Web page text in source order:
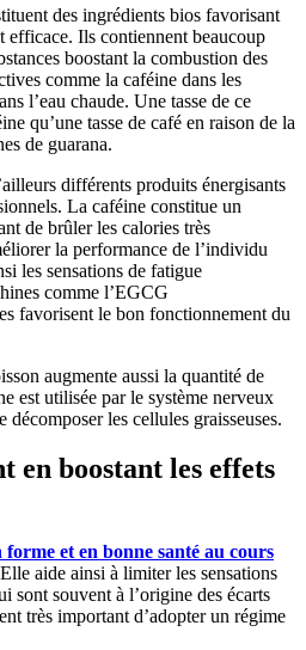
des ingrédients bios favorisant
efficace. Ils contiennent beaucoup
boostant la combustion des
comme la caféine dans les
l’eau chaude. Une tasse de ce
qu’une tasse de café en raison de la
de guarana.
différents produits énergisants
La caféine constitue un
de brûler les calories très
la performance de l’individu
les sensations de fatigue
comme l’EGCG
favorisent le bon fonctionnement du
augmente aussi la quantité de
est utilisée par le système nerveux
décomposer les cellules graisseuses.
boostant les effets
et en bonne santé au cours
aide ainsi à limiter les sensations
sont souvent à l’origine des écarts
très important d’adopter un régime